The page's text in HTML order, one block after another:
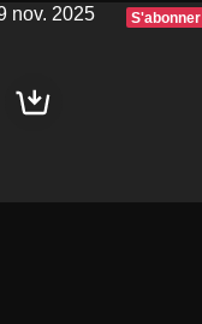
S'abonner